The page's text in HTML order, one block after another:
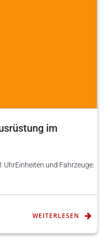
im
und Fahrzeuge:
WEITERLESEN